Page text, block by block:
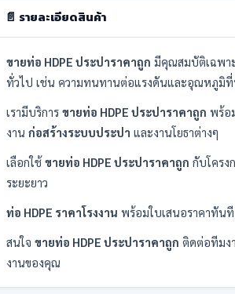
📄 รายละเอียดสินค้า
ขายท่อ HDPE ประปาราคาถูก มีคุณสมบัติเฉพา
ทั่วไป เช่น ความทนทานต่อแรงดันและอุณหภูมิที่
เรามีบริการ ขายท่อ HDPE ประปาราคาถูก พร้อ
งาน ก่อสร้างระบบประปา และงานโยธาต่างๆ
เลือกใช้ ขายท่อ HDPE ประปาราคาถูก กับโครง
ระยะยาว
ท่อ HDPE ราคาโรงงาน พร้อมใบเสนอราคาทัน
สนใจ ขายท่อ HDPE ประปาราคาถูก ติดต่อทีมง
งานของคุณ